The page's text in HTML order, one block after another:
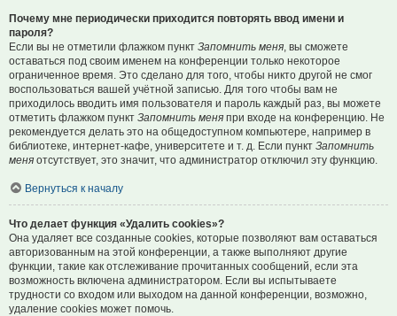
Почему мне периодически приходится повторять ввод имени и
пароля?
Если вы не отметили флажком пункт Запомнить меня , вы сможете
оставаться под своим именем на конференции только некоторое
ограниченное время. Это сделано для того, чтобы никто другой не смог
воспользоваться вашей учётной записью. Для того чтобы вам не
приходилось вводить имя пользователя и пароль каждый раз, вы можете
отметить флажком пункт Запомнить меня при входе на конференцию. Не
рекомендуется делать это на общедоступном компьютере, например в
библиотеке, интернет-кафе, университете и т. д. Если пункт Запомнить
меня отсутствует, это значит, что администратор отключил эту функцию.
Вернуться к началу
Что делает функция «Удалить cookies»?
Она удаляет все созданные cookies, которые позволяют вам оставаться
авторизованным на этой конференции, а также выполняют другие
функции, такие как отслеживание прочитанных сообщений, если эта
возможность включена администратором. Если вы испытываете
трудности со входом или выходом на данной конференции, возможно,
удаление cookies может помочь.